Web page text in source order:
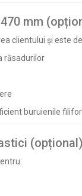
mm
clientului și este
răsadurilor
buruienile
(opțional)